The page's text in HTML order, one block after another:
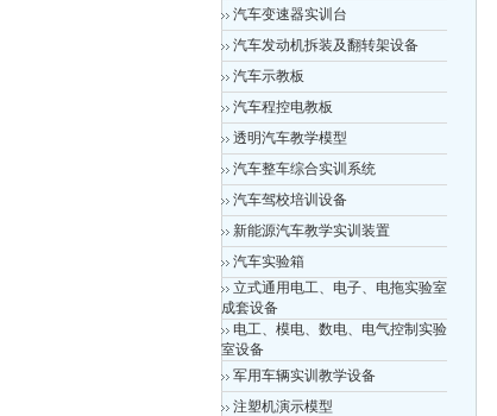
汽车变速器实训台
汽车发动机拆装及翻转架设备
汽车示教板
汽车程控电教板
透明汽车教学模型
汽车整车综合实训系统
汽车驾校培训设备
新能源汽车教学实训装置
汽车实验箱
立式通用电工、电子、电拖实验室
成套设备
电工、模电、数电、电气控制实验
室设备
军用车辆实训教学设备
注塑机演示模型